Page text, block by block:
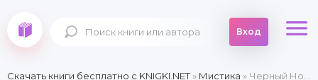
Вход
Скачать книги бесплатно c KNIGKI.NET» Мистика » Черный Новый год